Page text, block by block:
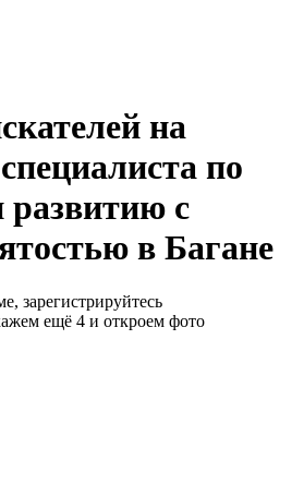
на
по
развитию с
в Багане
зарегистрируйтесь
ещё 4 и откроем фото